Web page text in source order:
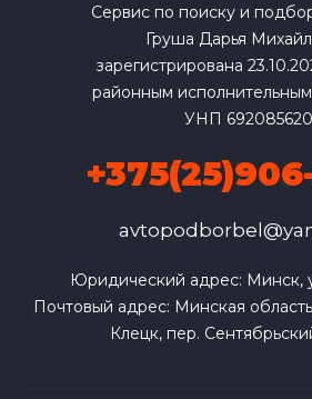
Сервис по поиску и
Груша Дарья
зарегистрирована
районным
УНП 692085620
Юридический адрес: Минск,
Почтовый адрес: Минская
Клецк, пер.